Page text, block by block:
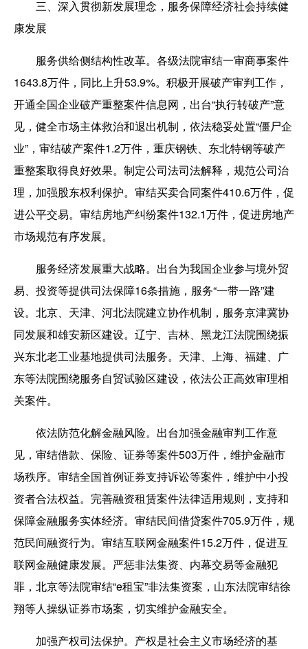
三、深入贯彻新发展理念，服务保障经济社会持续健
康发展
服务供给侧结构性改革。各级法院审结一审商事案件
1643.8万件，同比上升53.9%。积极开展破产审判工作，
开通全国企业破产重整案件信息网，出台“执行转破产”意
见，健全市场主体救治和退出机制，依法稳妥处置“僵尸企
业”，审结破产案件1.2万件，重庆钢铁、东北特钢等破产
重整案取得良好效果。制定公司法司法解释，规范公司治
理，加强股东权利保护。审结买卖合同案件410.6万件，促
进公平交易。审结房地产纠纷案件132.1万件，促进房地产
市场规范有序发展。
服务经济发展重大战略。出台为我国企业参与境外贸
易、投资等提供司法保障16条措施，服务“一带一路”建
设。北京、天津、河北法院建立协作机制，服务京津冀协
同发展和雄安新区建设。辽宁、吉林、黑龙江法院围绕振
兴东北老工业基地提供司法服务。天津、上海、福建、广
东等法院围绕服务自贸试验区建设，依法公正高效审理相
关案件。
依法防范化解金融风险。出台加强金融审判工作意
见，审结借款、保险、证券等案件503万件，维护金融市
场秩序。审结全国首例证券支持诉讼等案件，维护中小投
资者合法权益。完善融资租赁案件法律适用规则，支持和
保障金融服务实体经济。审结民间借贷案件705.9万件，规
范民间融资行为。审结互联网金融案件15.2万件，促进互
联网金融健康发展。严惩非法集资、内幕交易等金融犯
罪，北京等法院审结“e租宝”非法集资案，山东法院审结徐
翔等人操纵证券市场案，切实维护金融安全。
加强产权司法保护。产权是社会主义市场经济的基